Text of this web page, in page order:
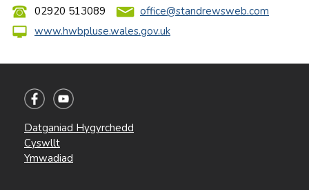
02920 513089
office@standrewsweb.com
www.hwbpluse.wales.gov.uk
Datganiad Hygyrchedd
Cyswllt
Ymwadiad